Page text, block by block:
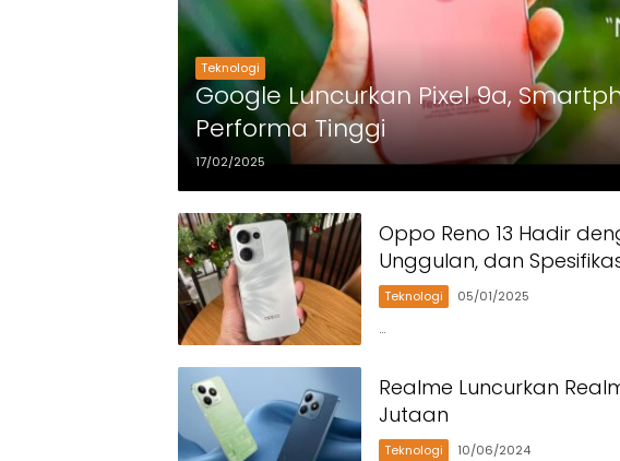
Teknologi
Google Luncurkan Pixel 9a,
Performa Tinggi
17/02/2025
Oppo Reno 13 Hadir
Unggulan, dan
Teknologi 05/01/2025
…
Realme Luncurkan
Jutaan
Teknologi 10/06/2024